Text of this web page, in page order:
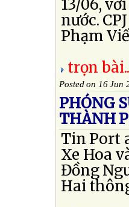
13/06,
nước.
Phạm
trọn
Posted on 16 Jun
PHÓNG
THÀNH
Tin Port
Xe Hoa
Đồng
Hai